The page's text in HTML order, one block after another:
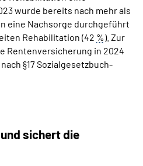
wurde bereits nach mehr als
eine Nachsorge durchgeführt
Rehabilitation (42­ %). Zur
Rentenversicherung in 2024
§17­ Sozialgesetzbuch­
sichert die